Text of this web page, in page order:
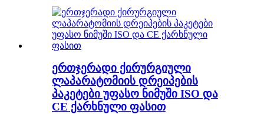
ერთჯერადი ქირურგიული
ლაპარატომიის დრეიპების
პაკეტები უფასო ნიმუში ISO და
CE ქარხნული ფასით